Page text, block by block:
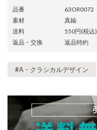
品番
63OR0072
素材
真鍮
送料
550円(税込)
返品・交換
返品特約
#A・クラシカルデザイン